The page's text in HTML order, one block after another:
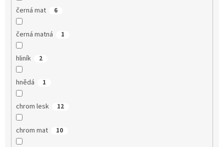
černá mat 6
černá matná 1
hliník 2
hnědá 1
chrom lesk 12
chrom mat 10